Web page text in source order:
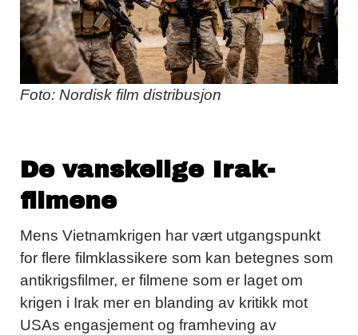
Foto: Nordisk film distribusjon
De vanskelige Irak-
filmene
Mens Vietnamkrigen har vært utgangspunkt
for flere filmklassikere som kan betegnes som
antikrigsfilmer, er filmene som er laget om
krigen i Irak mer en blanding av kritikk mot
USAs engasjement og framheving av